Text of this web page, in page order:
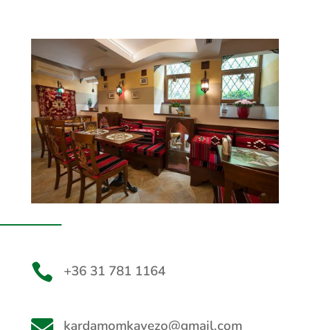
 +36 31 781 1164
kardamomkavezo@gmail.com